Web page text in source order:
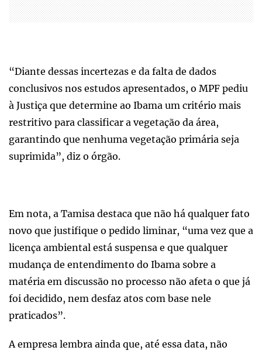
“Diante dessas incertezas e da falta de dados
conclusivos nos estudos apresentados, o MPF pediu
à Justiça que determine ao Ibama um critério mais
restritivo para classificar a vegetação da área,
garantindo que nenhuma vegetação primária seja
suprimida”, diz o órgão.
Em nota, a Tamisa destaca que não há qualquer fato
novo que justifique o pedido liminar, “uma vez que a
licença ambiental está suspensa e que qualquer
mudança de entendimento do Ibama sobre a
matéria em discussão no processo não afeta o que já
foi decidido, nem desfaz atos com base nele
praticados”.
A empresa lembra ainda que, até essa data, não